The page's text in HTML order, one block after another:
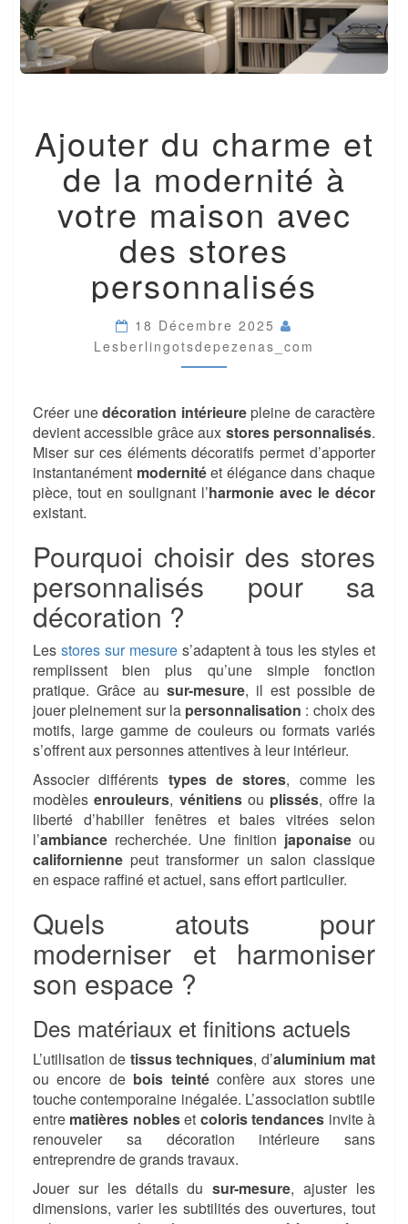
CHARME
ET
DE
LA
MODERNITÉ
À
VOTRE
MAISON
AVEC
STORES
PERSONNALISÉS
Ajouter du charme et
de la modernité à
votre maison avec
des stores
personnalisés
18 Décembre 2025
Lesberlingotsdepezenas_com
Créer unedécoration intérieurepleine de caractère
devient accessible grâce aux stores personnalisés.
Miser sur ces éléments décoratifs permet d’apporter
instantanément modernitéet élégance dans chaque
pièce, tout en soulignant l’harmonie avec le décor
existant.
Pourquoi choisir des stores
personnalisés pour sa
décoration ?
Les stores sur mesures’adaptent à tous les styles et
remplissent bien plus qu’une simple fonction
pratique. Grâce au sur-mesure, il est possible de
jouer pleinement sur la personnalisation : choix des
motifs, large gamme de couleurs ou formats variés
s’offrent aux personnes attentives à leur intérieur.
Associer différents types de stores, comme les
modèlesenrouleurs, vénitiensou plissés, offre la
liberté d’habiller fenêtres et baies vitrées selon
l’ambiance recherchée. Une finition japonaiseou
californienne peut transformer un salon classique
en espace raffiné et actuel, sans effort particulier.
Quels atouts pour
moderniser et harmoniser
son espace ?
Des matériaux et finitions actuels
L’utilisation de tissus techniques, d’aluminium mat
ou encore de bois teintéconfère aux stores une
touche contemporaine inégalée. L’association subtile
entre matières nobleset coloris tendances invite à
renouveler sa décoration intérieure sans
entreprendre de grands travaux.
Jouer sur les détails dusur-mesure, ajuster les
dimensions, varier les subtilités des ouvertures, tout